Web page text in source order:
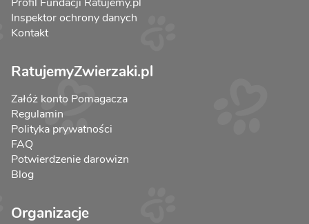
Profil Fundacji Ratujemy.pl
Inspektor ochrony danych
Kontakt
RatujemyZwierzaki.pl
Załóż konto Pomagacza
Regulamin
Polityka prywatności
FAQ
Potwierdzenie darowizn
Blog
Organizacje